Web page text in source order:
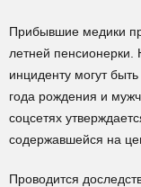
Прибывшие медики
летней пенсионерки.
инциденту могут
года рождения и
соцсетях
содержавшейся на
Проводится